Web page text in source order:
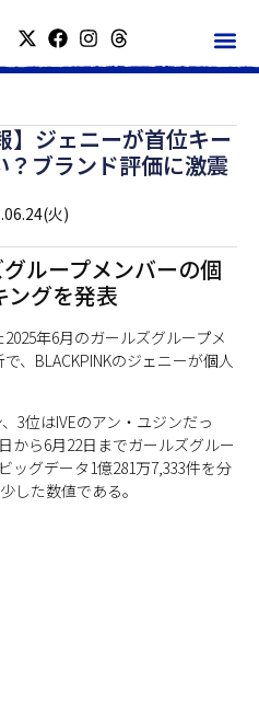
】ジェニーが首位キー
？ブランド評価に激震
火)
ループメンバーの個
ングを発表
年6月のガールズグループメ
、BLACKPINKのジェニーが個人
3位はIVEのアン・ユジンだっ
から6月22日までガールズグルー
ッグデータ1億281万7,333件を分
した数値である。